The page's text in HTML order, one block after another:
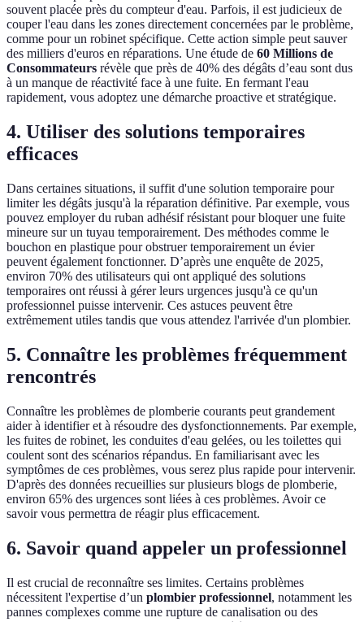
souvent placée près du compteur d'eau. Parfois, il est judicieux de
couper l'eau dans les zones directement concernées par le problème,
comme pour un robinet spécifique. Cette action simple peut sauver
des milliers d'euros en réparations. Une étude de 60 Millions de
Consommateurs révèle que près de 40% des dégâts d’eau sont dus
à un manque de réactivité face à une fuite. En fermant l'eau
rapidement, vous adoptez une démarche proactive et stratégique.
4. Utiliser des solutions temporaires
efficaces
Dans certaines situations, il suffit d'une solution temporaire pour
limiter les dégâts jusqu'à la réparation définitive. Par exemple, vous
pouvez employer du ruban adhésif résistant pour bloquer une fuite
mineure sur un tuyau temporairement. Des méthodes comme le
bouchon en plastique pour obstruer temporairement un évier
peuvent également fonctionner. D’après une enquête de 2025,
environ 70% des utilisateurs qui ont appliqué des solutions
temporaires ont réussi à gérer leurs urgences jusqu'à ce qu'un
professionnel puisse intervenir. Ces astuces peuvent être
extrêmement utiles tandis que vous attendez l'arrivée d'un plombier.
5. Connaître les problèmes fréquemment
rencontrés
Connaître les problèmes de plomberie courants peut grandement
aider à identifier et à résoudre des dysfonctionnements. Par exemple,
les fuites de robinet, les conduites d'eau gelées, ou les toilettes qui
coulent sont des scénarios répandus. En familiarisant avec les
symptômes de ces problèmes, vous serez plus rapide pour intervenir.
D'après des données recueillies sur plusieurs blogs de plomberie,
environ 65% des urgences sont liées à ces problèmes. Avoir ce
savoir vous permettra de réagir plus efficacement.
6. Savoir quand appeler un professionnel
Il est crucial de reconnaître ses limites. Certains problèmes
nécessitent l'expertise d’un plombier professionnel, notamment les
pannes complexes comme une rupture de canalisation ou des